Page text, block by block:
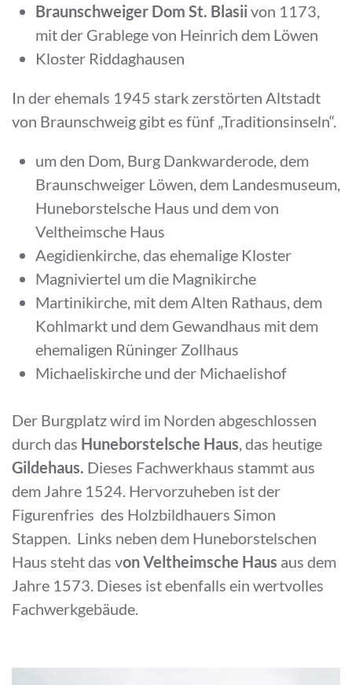
Braunschweiger Dom St. Blasiivon 1173,
mit der Grablege von Heinrich dem Löwen
Kloster Riddaghausen
In der ehemals 1945 stark zerstörten Altstadt
von Braunschweig gibt es fünf „Traditionsinseln“.
um den Dom, Burg Dankwarderode, dem
Braunschweiger Löwen, dem Landesmuseum,
Huneborstelsche Haus und dem von
Veltheimsche Haus
Aegidienkirche, das ehemalige Kloster
Magniviertel um die Magnikirche
Martinikirche, mit dem Alten Rathaus, dem
Kohlmarkt und dem Gewandhaus mit dem
ehemaligen Rüninger Zollhaus
Michaeliskirche und der Michaelishof
Der Burgplatz wird im Norden abgeschlossen
durch das Huneborstelsche Haus, das heutige
Gildehaus. Dieses Fachwerkhaus stammt aus
dem Jahre 1524. Hervorzuheben ist der
Figurenfries des Holzbildhauers Simon
Stappen. Links neben dem Huneborstelschen
Haus steht das von Veltheimsche Haus aus dem
Jahre 1573. Dieses ist ebenfalls ein wertvolles
Fachwerkgebäude.